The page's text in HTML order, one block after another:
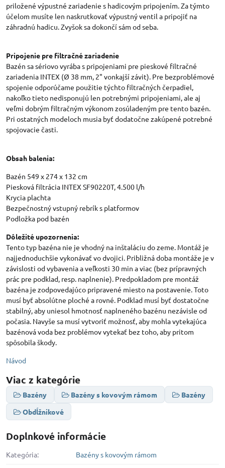
priložené výpustné zariadenie s hadicovým pripojením. Za týmto
účelom musíte len naskrutkovať výpustný ventil a pripojiť na
záhradnú hadicu. Zvyšok sa dokončí sám od seba.
Pripojenie pre filtračné zariadenie
Bazén sa sériovo vyrába s pripojeniami pre pieskové filtračné
zariadenia INTEX (Ø 38 mm, 2" vonkajší závit). Pre bezproblémové
spojenie odporúčame použitie týchto filtračných čerpadiel,
nakoľko tieto nedisponujú len potrebnými pripojeniami, ale aj
veľmi dobrým filtračným výkonom zosúladeným pre tento bazén.
Pri ostatných modeloch musia byť dodatočne zakúpené potrebné
spojovacie časti.
Obsah balenia:
Bazén 549 x 274 x 132 cm
Piesková filtrácia INTEX SF90220T, 4.500 l/h
Krycia plachta
Bezpečnostný vstupný rebrík s platformov
Podložka pod bazén
Dôležité upozornenia:
Tento typ bazéna nie je vhodný na inštaláciu do zeme. Montáž je
najjednoduchšie vykonávať vo dvojici. Približná doba montáže je v
závislosti od vybavenia a veľkosti 30 min a viac (bez prípravných
prác pre podklad, resp. naplnenie). Predpokladom pre montáž
bazéna je zodpovedajúco pripravené miesto na postavenie. Toto
musí byť absolútne ploché a rovné. Podklad musí byť dostatočne
stabilný, aby uniesol hmotnosť naplneného bazénu nezávisle od
počasia. Navyše sa musí vytvoriť možnosť, aby mohla vytekajúca
bazénová voda bez problémov vytekať bez toho, aby pritom
spôsobila škody.
Návod
Viac z kategórie
Bazény Bazény s kovovým rámom
Bazény
Obdĺžnikové
Doplnkové informácie
Kategória: Bazény s kovovým rámom